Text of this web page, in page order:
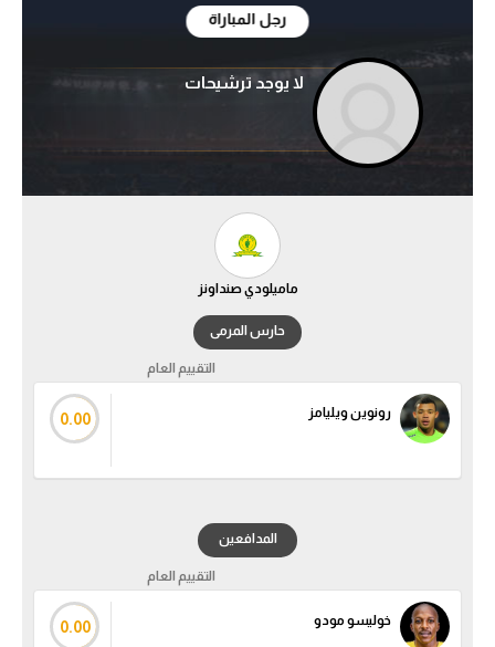
عدسات
آراء حرة
ركن الألعاب
الدوري الإيطالي
الدوري السعودي للمحترفين
رجل المباراة
لا يوجد ترشيحات
ماميلودي صنداونز
حارس المرمى
التقييم العام
رونوين ويليامز 0.00
المدافعين
التقييم العام
خوليسو مودو 0.00